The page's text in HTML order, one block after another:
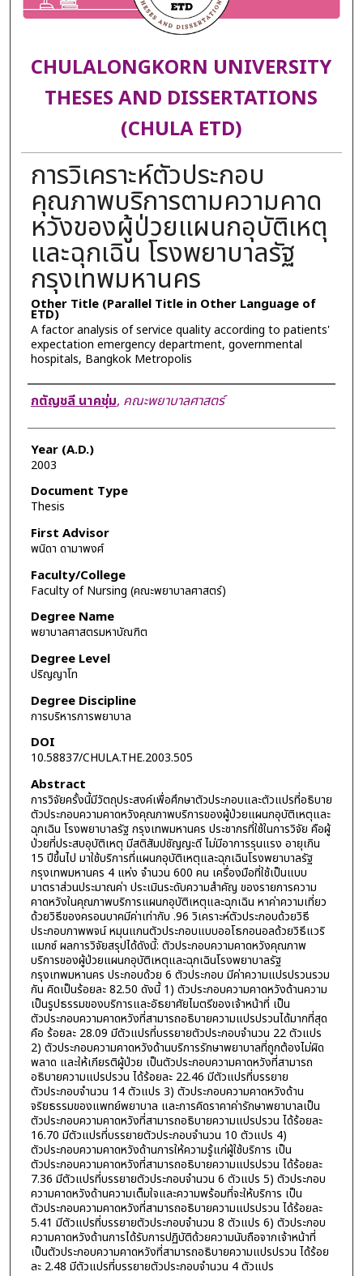
CHULALONGKORN UNIVERSITY
THESES AND DISSERTATIONS
(CHULA ETD)
การวิเคราะห์ตัวประกอบ
คุณภาพบริการตามความคาด
หวังของผู้ป่วยแผนกอุบัติเหตุ
และฉุกเฉิน โรงพยาบาลรัฐ
กรุงเทพมหานคร
Other Title (Parallel Title in Other Language of
ETD)
A factor analysis of service quality according to patients'
expectation emergency department, governmental
hospitals, Bangkok Metropolis
Author
กตัญชลี นาคชุ่ม, คณะพยาบาลศาสตร์
Year (A.D.)
2003
Document Type
Thesis
First Advisor
พนิดา ดามาพงศ์
Faculty/College
Faculty of Nursing (คณะพยาบาลศาสตร์)
Degree Name
พยาบาลศาสตรมหาบัณฑิต
Degree Level
ปริญญาโท
Degree Discipline
การบริหารการพยาบาล
DOI
10.58837/CHULA.THE.2003.505
Abstract
การวิจัยครั้งนี้มีวัตถุประสงค์เพื่อศึกษาตัวประกอบและตัวแปรที่อธิบาย
ตัวประกอบความคาดหวังคุณภาพบริการของผู้ป่วยแผนกอุบัติเหตุและ
ฉุกเฉิน โรงพยาบาลรัฐ กรุงเทพมหานคร ประชากรที่ใช้ในการวิจัย คือผู้
ป่วยที่ประสบอุบัติเหตุ มีสติสัมปชัญญะดี ไม่มีอาการรุนแรง อายุเกิน
15 ปีขึ้นไป มาใช้บริการที่แผนกอุบัติเหตุและฉุกเฉินโรงพยาบาลรัฐ
กรุงเทพมหานคร 4 แห่ง จำนวน 600 คน เครื่องมือที่ใช้เป็นแบบ
มาตราส่วนประมาณค่า ประเมินระดับความสำคัญ ของรายการความ
คาดหวังในคุณภาพบริการแผนกอุบัติเหตุและฉุกเฉิน หาค่าความเที่ยว
ด้วยวิธีของครอนบาคมีค่าเท่ากับ .96 วิเคราะห์ตัวประกอบด้วยวิธี
ประกอบภาพพจน์ หมุนแกนตัวประกอบแบบออโธกอนอลด้วยวิธีแวริ
แมกซ์ ผลการวิจัยสรุปได้ดังนี้: ตัวประกอบความคาดหวังคุณภาพ
บริการของผู้ป่วยแผนกอุบัติเหตุและฉุกเฉินโรงพยาบาลรัฐ
กรุงเทพมหานคร ประกอบด้วย 6 ตัวประกอบ มีค่าความแปรปรวนรวม
กัน คิดเป็นร้อยละ 82.50 ดังนี้ 1) ตัวประกอบความคาดหวังด้านความ
เป็นรูปธรรมของบริการและอัธยาศัยไมตรีของเจ้าหน้าที่ เป็น
ตัวประกอบความคาดหวังที่สามารถอธิบายความแปรปรวนได้มากที่สุด
คือ ร้อยละ 28.09 มีตัวแปรที่บรรยายตัวประกอบจำนวน 22 ตัวแปร
2) ตัวประกอบความคาดหวังด้านบริการรักษาพยาบาลที่ถูกต้องไม่ผิด
พลาด และให้เกียรติผู้ป่วย เป็นตัวประกอบความคาดหวังที่สามารถ
อธิบายความแปรปรวน ได้ร้อยละ 22.46 มีตัวแปรที่บรรยาย
ตัวประกอบจำนวน 14 ตัวแปร 3) ตัวประกอบความคาดหวังด้าน
จริยธรรมของแพทย์พยาบาล และการคิดราคาค่ารักษาพยาบาลเป็น
ตัวประกอบความคาดหวังที่สามารถอธิบายความแปรปรวน ได้ร้อยละ
16.70 มีตัวแปรที่บรรยายตัวประกอบจำนวน 10 ตัวแปร 4)
ตัวประกอบความคาดหวังด้านการให้ความรู้แก่ผู้ใช้บริการ เป็น
ตัวประกอบความคาดหวังที่สามารถอธิบายความแปรปรวน ได้ร้อยละ
7.36 มีตัวแปรที่บรรยายตัวประกอบจำนวน 6 ตัวแปร 5) ตัวประกอบ
ความคาดหวังด้านความเต็มใจและความพร้อมที่จะให้บริการ เป็น
ตัวประกอบความคาดหวังที่สามารถอธิบายความแปรปรวน ได้ร้อยละ
5.41 มีตัวแปรที่บรรยายตัวประกอบจำนวน 8 ตัวแปร 6) ตัวประกอบ
ความคาดหวังด้านการได้รับการปฏิบัติด้วยความนับถือจากเจ้าหน้าที่
เป็นตัวประกอบความคาดหวังที่สามารถอธิบายความแปรปรวน ได้ร้อย
ละ 2.48 มีตัวแปรที่บรรยายตัวประกอบจำนวน 4 ตัวแปร